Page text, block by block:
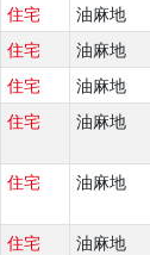
住宅 油麻地
住宅 油麻地
住宅 油麻地
住宅 油麻地
住宅 油麻地
住宅 油麻地